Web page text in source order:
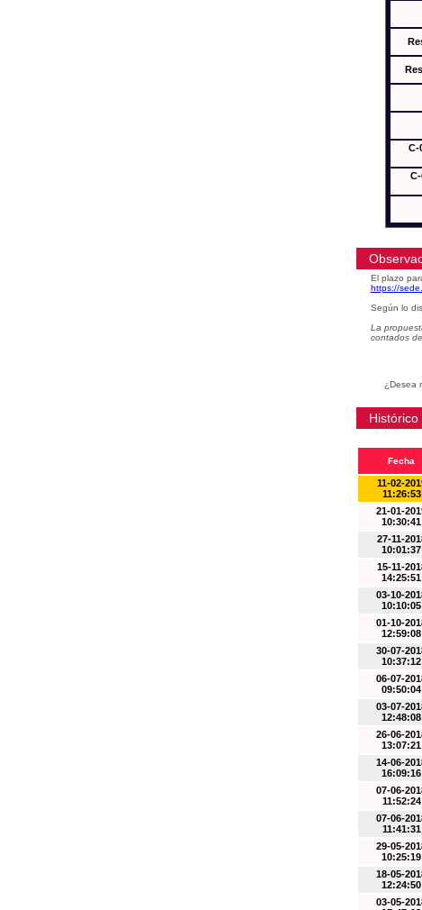
C-
El plazo
https://
Según lo
La
contados
¿Desea
Fecha
11-02-
11:26:53
21-01-
10:30:41
27-11-
10:01:37
15-11-
14:25:51
03-10-
10:10:05
01-10-
12:59:08
30-07-
10:37:12
06-07-
09:50:04
03-07-
12:48:08
26-06-
13:07:21
14-06-
16:09:16
07-06-
11:52:24
07-06-
11:41:31
29-05-
10:25:19
18-05-
12:24:50
03-05-